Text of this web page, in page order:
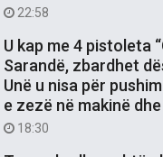
22:58
U kap me 4 pistoleta
Sarandë, zbardhet
Unë u nisa për
e zezë në makinë
18:30